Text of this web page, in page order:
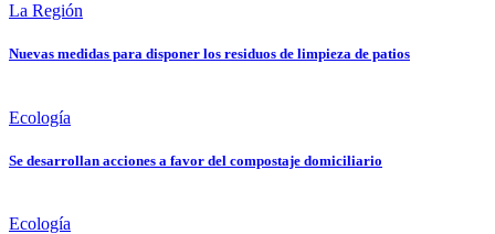
La Región
Nuevas medidas para disponer los residuos de limpieza de patios
Ecología
Se desarrollan acciones a favor del compostaje domiciliario
Ecología